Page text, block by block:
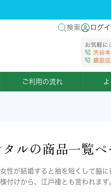
検索 ログ
ご利用の流れ
ルの商品一覧ペ
性が結婚すると袖を短くして脇に
付けから、江戸褄とも言われます